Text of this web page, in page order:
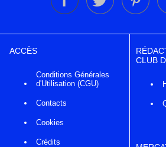
ACCÈS
Conditions Générales
d'Utilisation (CGU)
Contacts
Cookies
Crédits
CLUB